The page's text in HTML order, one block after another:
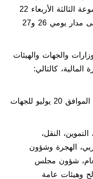
الثانية يوم الثلاثاء 21 يوليو، ثم المجموعة الثالثة الأربعاء 22
يوليو، أما باقي الوزرات ستصرف على مدار يومي 26 و27
والجهات والهيئات
كالتالي:
صرف مرتبات شهر يوليو يوم الاثنين الموافق 20 يوليو للجهات
النقل،
الهجرة وشؤون
شؤون مجلس
وهيئات عامة